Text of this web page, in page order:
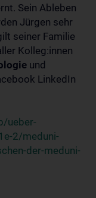
Sein Ableben
Jürgen sehr
seiner Familie
Kolleg:innen
und
LinkedIn
ueber-
2/meduni-
der-meduni-